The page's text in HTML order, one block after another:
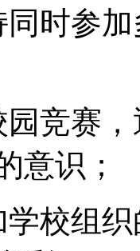
同时参
园竞赛
意识；
学校组